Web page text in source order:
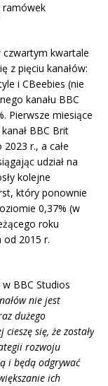
ramówek
czwartym kwartale
z pięciu kanałów:
i CBeebies (nie
kanału BBC
Pierwsze miesiące
BBC Brit
r., a całe
udział na
kolejne
który ponownie
0,37% (w
roku
od 2015 r.
BBC Studios
nie jest
dużego
się, że zostały
rozwoju
i będą odgrywać
ich